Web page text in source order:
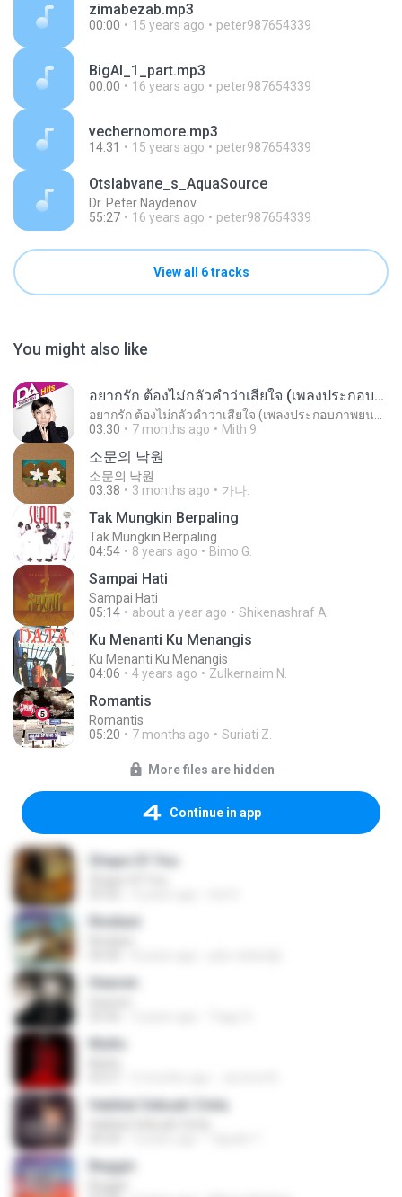
zimabezab.mp3
00:00 15 years ago peter987654339
BigAl_1_part.mp3
00:00 16 years ago peter987654339
vechernomore.mp3
14:31 15 years ago peter987654339
Otslabvane_s_AquaSource
Dr. Peter Naydenov
55:27
16 years ago peter987654339
View all 6 tracks
You might also like
อยากรัก ต้องไม่กลัวคำว่าเสียใจ (เพลงประกอบภาพยนตร์ รัก 7 ปี ดี 7 หน)
03:30
7 months ago Mith 9.
소문의 낙원
소문의 낙원
03:38
3 months ago 가나.
Tak Mungkin Berpaling
Tak Mungkin Berpaling
04:54
8 years ago Bimo G.
Sampai Hati
Sampai Hati
05:14
about a year ago Shikenashraf A.
Ku Menanti Ku Menangis
Ku Menanti Ku Menangis
04:06
4 years ago Zulkernaim N.
Romantis
Romantis
05:20
7 months ago Suriati Z.
More files are hidden
Continue in app
Shape Of You
Rindiani
Heaven
Multo
Hakikat Sebuah Cinta
Beggin